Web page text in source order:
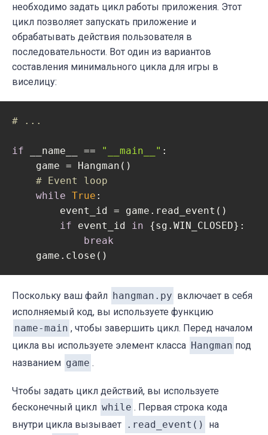
необходимо задать цикл работы приложения. Этот
цикл позволяет запускать приложение и
обрабатывать действия пользователя в
последовательности. Вот один из вариантов
составления минимального цикла для игры в
виселицу:
# ...
if __name__ == "__main__" :
    game = Hangman()
# Event loop
while True :
        event_id = game.read_event()
if event_id in {sg.WIN_CLOSED}:
break
    game.close()
Поскольку ваш файл hangman.py включает в себя
исполняемый код, вы используете функцию
name-main , чтобы завершить цикл. Перед началом
цикла вы используете элемент класса Hangman под
названием game .
Чтобы задать цикл действий, вы используете
бесконечный цикл while . Первая строка кода
внутри цикла вызывает .read_event()
на